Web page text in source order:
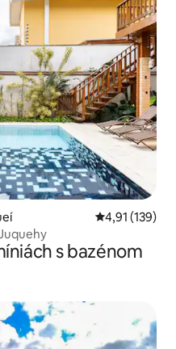
Priemerné
4,91 (139)
s bazénom